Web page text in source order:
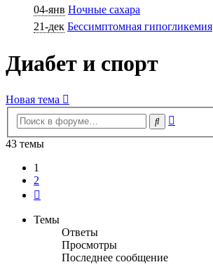
04-янв Ночные сахара
21-дек Бессимптомная гипогликемия
Диабет и спорт
Новая тема
Поиск
43 темы
1
2
Темы
Ответы
Просмотры
Последнее сообщение